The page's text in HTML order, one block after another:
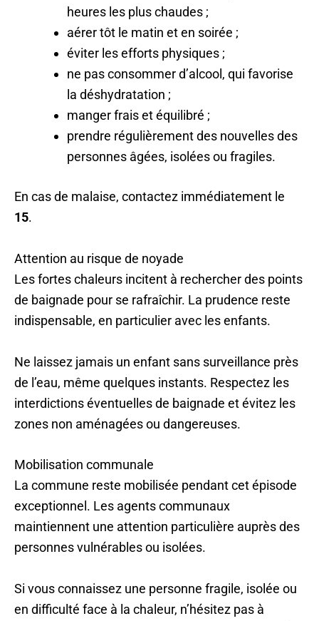
heures les plus chaudes ;
aérer tôt le matin et en soirée ;
éviter les efforts physiques ;
ne pas consommer d’alcool, qui favorise
la déshydratation ;
manger frais et équilibré ;
prendre régulièrement des nouvelles des
personnes âgées, isolées ou fragiles.
En cas de malaise, contactez immédiatement le
15.
Attention au risque de noyade
Les fortes chaleurs incitent à rechercher des points
de baignade pour se rafraîchir. La prudence reste
indispensable, en particulier avec les enfants.
Ne laissez jamais un enfant sans surveillance près
de l’eau, même quelques instants. Respectez les
interdictions éventuelles de baignade et évitez les
zones non aménagées ou dangereuses.
Mobilisation communale
La commune reste mobilisée pendant cet épisode
exceptionnel. Les agents communaux
maintiennent une attention particulière auprès des
personnes vulnérables ou isolées.
Si vous connaissez une personne fragile, isolée ou
en difficulté face à la chaleur, n’hésitez pas à